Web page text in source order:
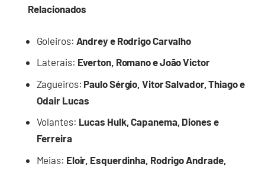
Relacionados
Goleiros: Andrey e Rodrigo Carvalho
Laterais: Everton, Romano e João Victor
Zagueiros: Paulo Sérgio, Vitor Salvador, Thiago e
Odair Lucas
Volantes: Lucas Hulk, Capanema, Diones e
Ferreira
Meias: Eloir, Esquerdinha, Rodrigo Andrade,